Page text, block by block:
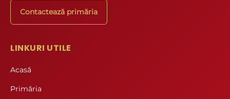
Contactează primăria
LINKURI UTILE
Acasă
Primăria